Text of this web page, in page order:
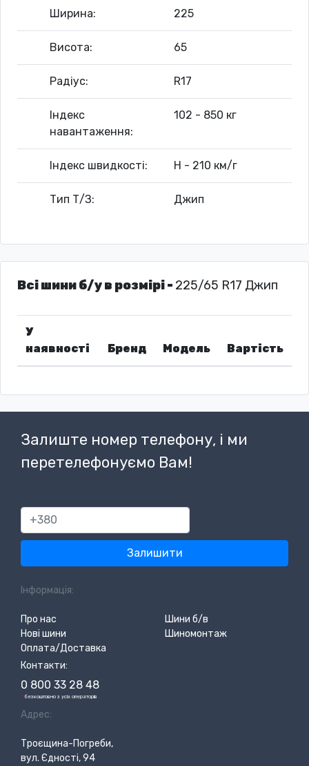
Ширина: 225
Висота: 65
Радіус: R17
Індекс
навантаження:
102 - 850 кг
Індекс швидкості: H - 210 км/г
Тип Т/З: Джип
Всі шини б/у в розмірі - 225/65 R17 Джип
У
наявності
Бренд Модель Вартість
Залиште номер телефону, і ми
перетелефонуємо Вам!
380
Залишити
Інформація:
Про нас
Шини б/в
Нові шини
Шиномонтаж
Оплата/Доставка
Контакти:
0 800 33 28 48
*безкоштовно з усіх операторів
Адрес:
Троєщина-Погреби,
вул. Єдності, 94